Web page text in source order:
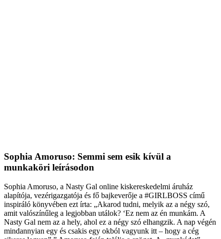
Sophia Amoruso: Semmi sem esik kívül a
munkaköri leírásodon
Sophia Amoruso, a Nasty Gal online kiskereskedelmi áruház
alapítója, vezérigazgatója és fő bajkeverője a #GIRLBOSS című
inspiráló könyvében ezt írta: „Akarod tudni, melyik az a négy szó,
amit valószínűleg a legjobban utálok? ‘Ez nem az én munkám. A
Nasty Gal nem az a hely, ahol ez a négy szó elhangzik. A nap végén
mindannyian egy és csakis egy okból vagyunk itt – hogy a cég